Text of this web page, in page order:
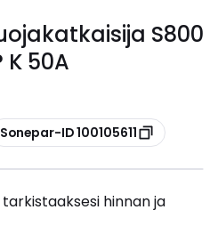
S800
K 50A
Sonepar-ID 100105611
hinnan ja